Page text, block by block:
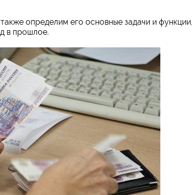
определим его основные задачи и
в прошлое.